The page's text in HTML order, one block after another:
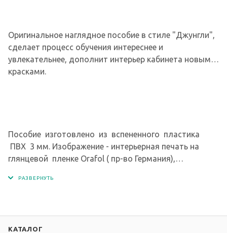
Оригинальное наглядное пособие в стиле "Джунгли",
сделает процесс обучения интереснее и
увлекательнее, дополнит интерьер кабинета новыми
красками.
Пособие изготовлено из вспененного пластика
ПВХ 3 мм. Изображение - интерьерная печать на
глянцевой пленке Orafol ( пр-во Германия),
1440 dpi.
КАТАЛОГ